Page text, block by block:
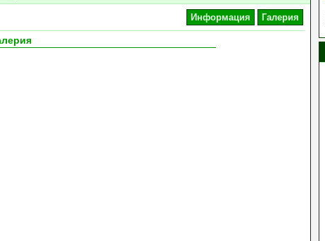
Информация Галерия